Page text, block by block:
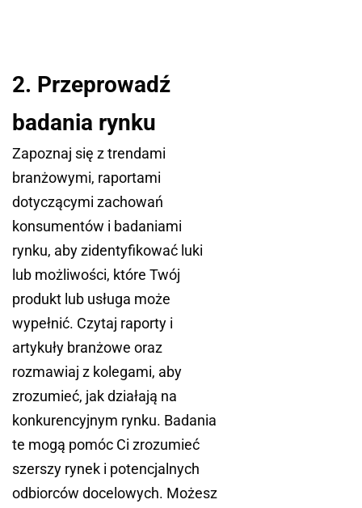
2. Przeprowadź
badania rynku
Zapoznaj się z trendami
branżowymi, raportami
dotyczącymi zachowań
konsumentów i badaniami
rynku, aby zidentyfikować luki
lub możliwości, które Twój
produkt lub usługa może
wypełnić. Czytaj raporty i
artykuły branżowe oraz
rozmawiaj z kolegami, aby
zrozumieć, jak działają na
konkurencyjnym rynku. Badania
te mogą pomóc Ci zrozumieć
szerszy rynek i potencjalnych
odbiorców docelowych. Możesz